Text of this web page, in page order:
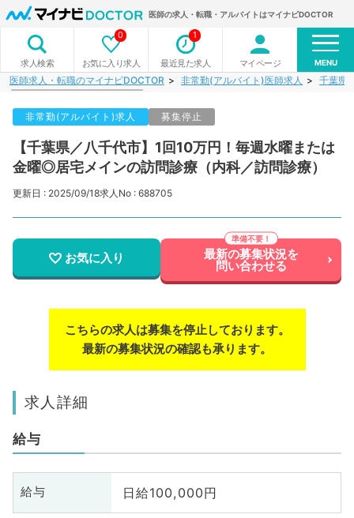
医師の求人・転職・アルバイトはマイナビDOCTOR
求人検索 お気に入り求人
0
最近見た求人
1
マイページ MENU
医師求人・転職のマイナビDOCTOR 非常勤(アルバイト)医師求人 千葉県
非常勤(アルバイト)求人 募集停止
【千葉県／八千代市】1回10万円！毎週水曜または
金曜◎居宅メインの訪問診療（内科／訪問診療）
更新日 : 2025/09/18求人No : 688705
お気に入り 最新の募集状況を
問い合わせる
こちらの求人は募集を停止しております。
最新の募集状況の確認も承ります。
求人詳細
給与
給与 日給100,000円